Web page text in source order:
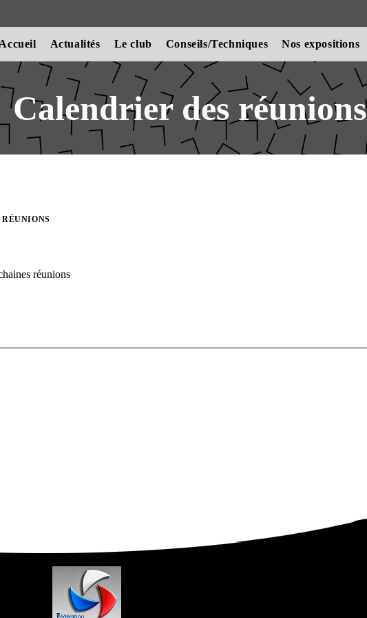
Accueil Actualités Le club Conseils/Techniques Nos expositions
Calendrier des réunions
réunions